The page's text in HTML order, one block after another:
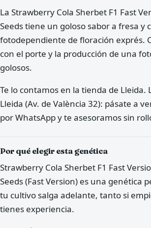
La Strawberry Cola Sherbet F1 Fast
Seeds tiene un goloso sabor a fresa y
fotodependiente de floración exprés.
con el porte y la producción de una
golosos.
Te lo contamos en la tienda de Lleida.
Lleida (Av. de València 32): pásate a
por WhatsApp y te asesoramos sin
Por qué elegir esta genética
Strawberry Cola Sherbet F1 Fast
Seeds (Fast Version) es una genética
tu cultivo salga adelante, tanto si
tienes experiencia.